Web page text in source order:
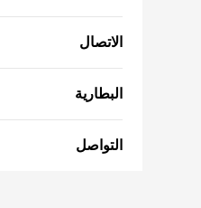
الاتصال
البطارية
التواصل